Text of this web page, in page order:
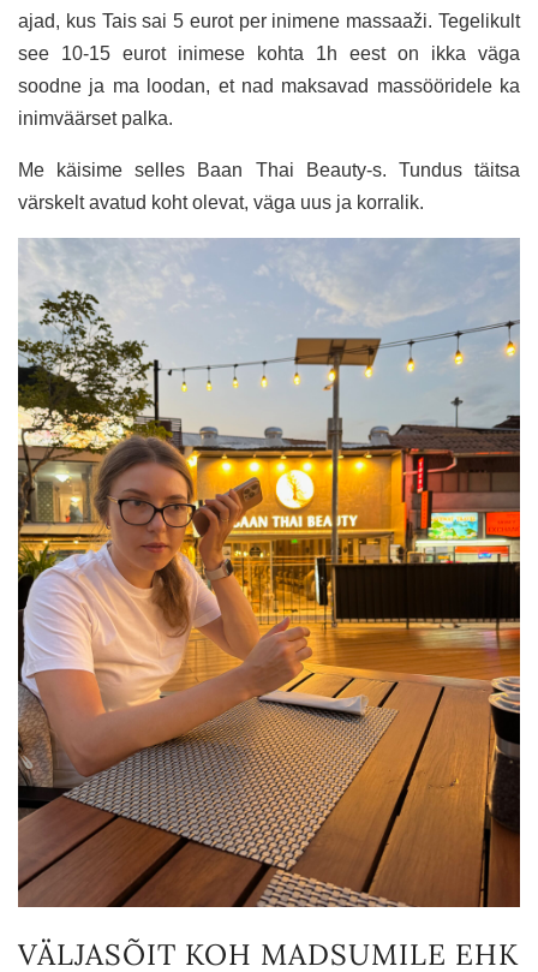
ajad, kus Tais sai 5 eurot per inimene massaaži. Tegelikult
see 10-15 eurot inimese kohta 1h eest on ikka väga
soodne ja ma loodan, et nad maksavad massööridele ka
inimväärset palka.
Me käisime selles Baan Thai Beauty-s. Tundus täitsa
värskelt avatud koht olevat, väga uus ja korralik.
VÄLJASÕIT KOH MADSUMILE EHK